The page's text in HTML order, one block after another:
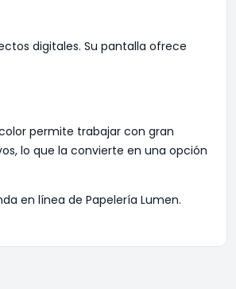
digitales. Su pantalla ofrece
permite trabajar con gran
lo que la convierte en una opción
en línea de Papelería Lumen.